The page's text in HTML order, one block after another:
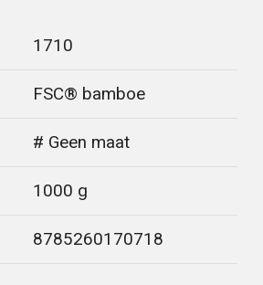
1710
FSC® bamboe
# Geen maat
1000 g
8785260170718